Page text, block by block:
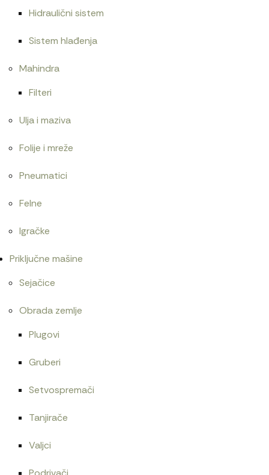
Hidraulični sistem
Sistem hlađenja
Mahindra
Filteri
Ulja i maziva
Folije i mreže
Pneumatici
Felne
Igračke
Priključne mašine
Sejačice
Obrada zemlje
Plugovi
Gruberi
Setvospremači
Tanjirače
Valjci